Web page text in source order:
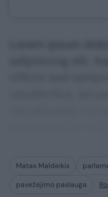
Matas Maldeikis
pavežėjimo paslauga